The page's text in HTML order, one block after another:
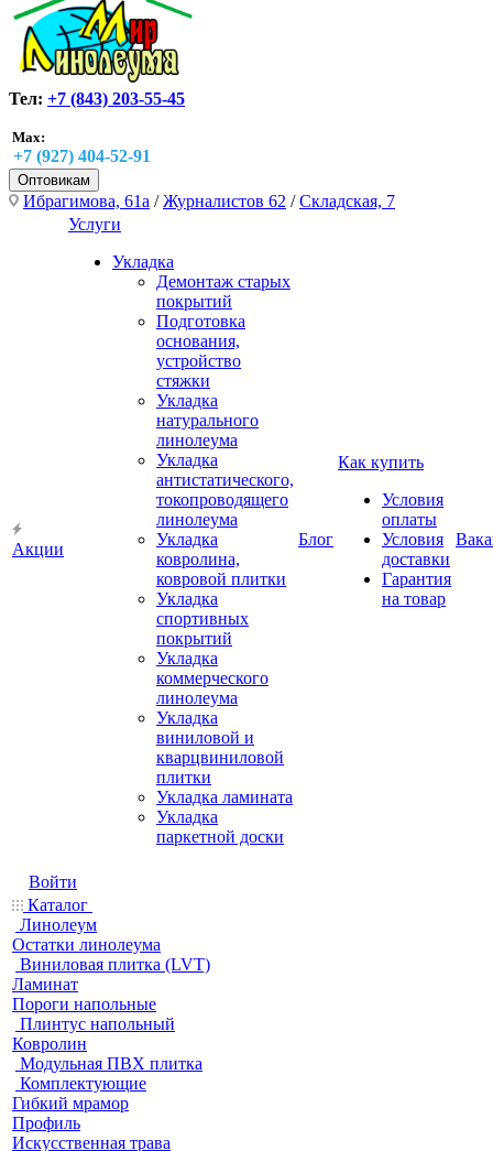
Тел: +7 (843) 203-55-45
Max:
+7 (927) 404-52-91
Оптовикам
Ибрагимова, 61а /Журналистов 62 /Складская, 7
Акции
Услуги
Укладка
Демонтаж старых
покрытий
Подготовка
основания,
устройство
стяжки
Укладка
натурального
линолеума
Укладка
антистатического,
токопроводящего
линолеума
Укладка
ковролина,
ковровой плитки
Укладка
спортивных
покрытий
Укладка
коммерческого
линолеума
Укладка
виниловой и
кварцвиниловой
плитки
Укладка ламината
Укладка
паркетной доски
Блог
Как купить
Условия
оплаты
Условия
доставки
Гарантия
на товар
Войти
Каталог
Линолеум
Остатки линолеума
Виниловая плитка (LVT)
Ламинат
Пороги напольные
Плинтус напольный
Ковролин
Модульная ПВХ плитка
Комплектующие
Гибкий мрамор
Профиль
Искусственная трава